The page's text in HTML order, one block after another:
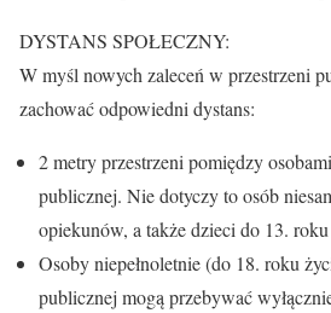
DYSTANS SPOŁECZNY:
W myśl nowych zaleceń w przestrzeni
zachować odpowiedni dystans:
2 metry przestrzeni pomiędzy
publicznej. Nie dotyczy to osób
opiekunów, a także dzieci do 13.
Osoby niepełnoletnie (do 18. roku
publicznej mogą przebywać